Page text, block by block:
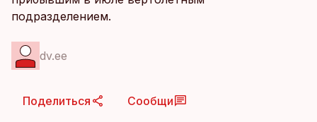
подразделением.
dv.ee
Поделиться Сообщи